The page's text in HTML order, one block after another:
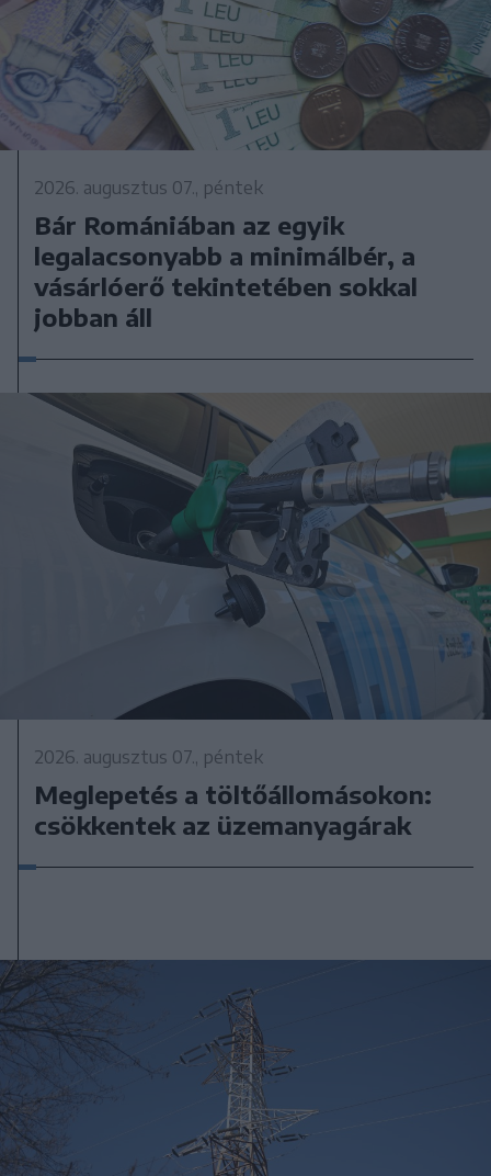
2026. augusztus 07., péntek
Bár Romániában az egyik
legalacsonyabb a minimálbér, a
vásárlóerő tekintetében sokkal
jobban áll
2026. augusztus 07., péntek
Meglepetés a töltőállomásokon:
csökkentek az üzemanyagárak